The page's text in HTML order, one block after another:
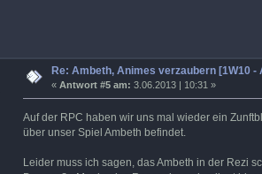
Re: Ambeth, Animes verzaubern [1W10 -
«Antwort #5 am: 3.06.2013 | 10:31 »
Auf der RPC haben wir uns mal wieder ein
über unser Spiel Ambeth befindet.
Leider muss ich sagen, das Ambeth in der Rezi